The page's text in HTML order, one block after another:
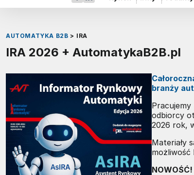
AUTOMATYKA B2B > IRA
IRA 2026 + AutomatykaB2B.pl
branży
odbiorcy
2026 rok,
Materiały
możliwość